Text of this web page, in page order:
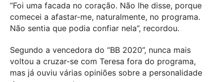
“Foi uma facada no coração. Não lhe disse, porque
comecei a afastar-me, naturalmente, no programa.
Não sentia que podia confiar nela”, recordou.
Segundo a vencedora do “BB 2020”, nunca mais
voltou a cruzar-se com Teresa fora do programa,
mas já ouviu várias opiniões sobre a personalidade